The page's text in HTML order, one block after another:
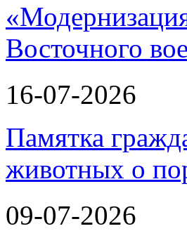
Восточного
16-07-2026
Памятка
животных о
09-07-2026